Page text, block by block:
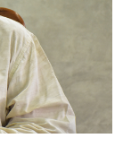
জালিয়াতির
বিশেষ অভিযানে
হবে বলে মনে